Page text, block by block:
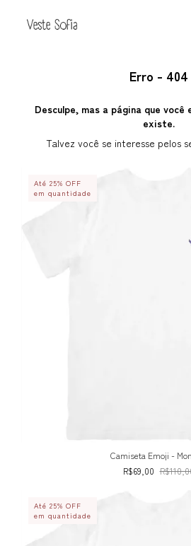
Erro - 404
Desculpe, mas a página que
existe.
Talvez você se interesse pelos
Até 25% OFF
em quantidade
Camiseta Emoji -
R$69,00
Até 25% OFF
em quantidade